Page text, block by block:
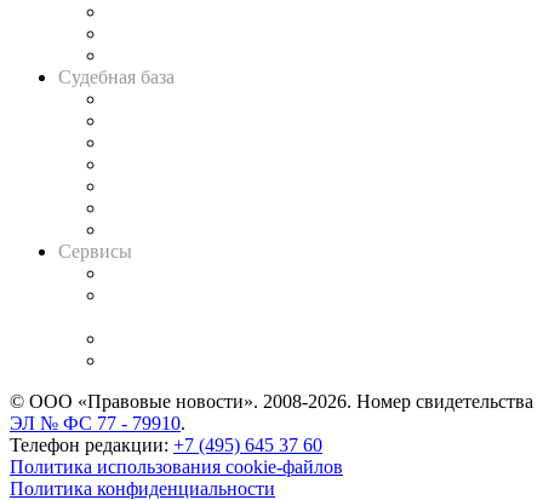
Судебная база
Сервисы
© ООО «Правовые новости». 2008-2026. Номер свидетельства
ЭЛ № ФС 77 - 79910.
Телефон редакции: +7 (495) 645 37 60
Политика использования cookie-файлов
Политика конфиденциальности